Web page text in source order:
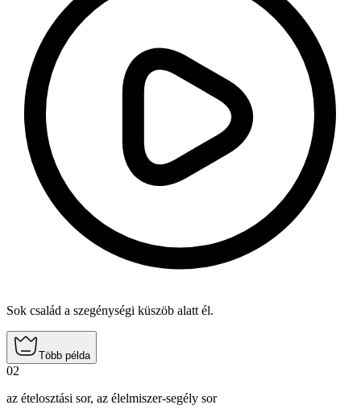
Sok család a szegénységi küszöb alatt él.
Több példa
02
az ételosztási sor, az élelmiszer-segély sor